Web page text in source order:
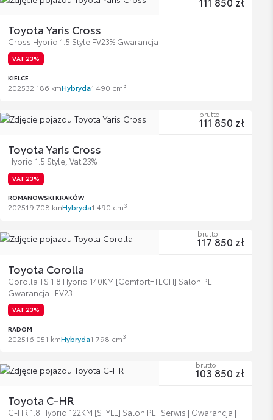
Toyota Yaris Cross
Cross Hybrid 1.5 Style FV23% Gwarancja
VAT 23%
KIELCE
202532 186 kmHybryda1 490 cm3
Toyota Yaris Cross
Hybrid 1.5 Style, Vat 23%
VAT 23%
ROMANOWSKI KRAKÓW
202519 708 kmHybryda1 490 cm3
brutto
111 850 zł
Toyota Corolla
Corolla TS 1.8 Hybrid 140KM [Comfort+TECH] Salon PL |
Gwarancja | FV23
VAT 23%
RADOM
202516 051 kmHybryda1 798 cm3
brutto
117 850 zł
Toyota C-HR
C-HR 1.8 Hybrid 122KM [STYLE] Salon PL | Serwis | Gwarancja |
brutto
103 850 zł